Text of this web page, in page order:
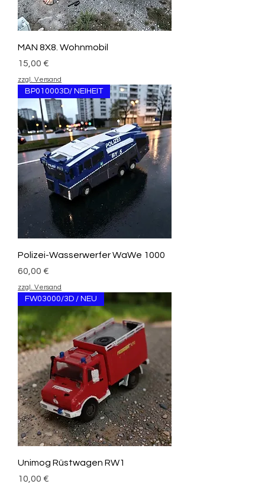
MAN 8X8. Wohnmobil
Preis
15,00 €
zzgl. Versand
BP010003D/ NEIHEIT
Polizei-Wasserwerfer WaWe 1000
Preis
60,00 €
zzgl. Versand
FW03000/3D / NEU
Unimog Rüstwagen RW1
Preis
10,00 €